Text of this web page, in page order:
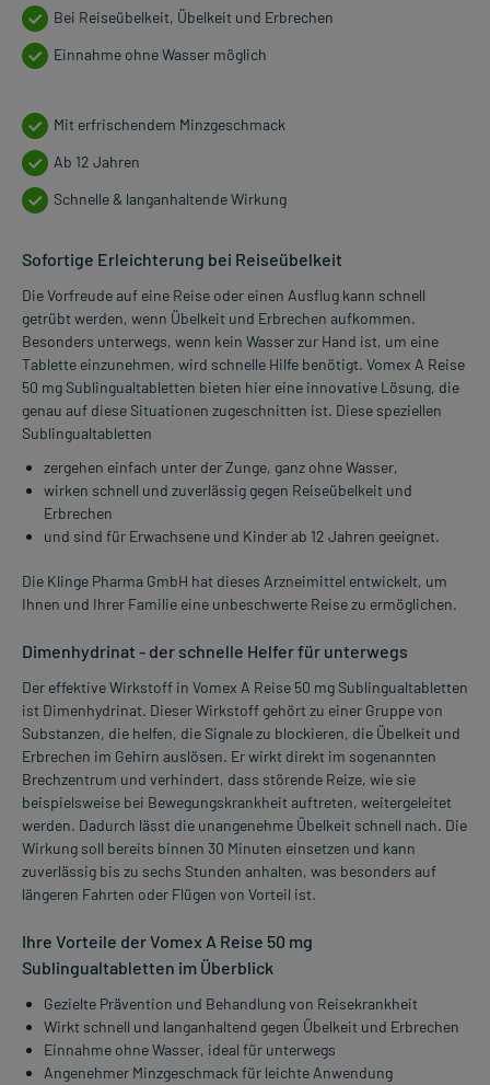
Bei Reiseübelkeit, Übelkeit und Erbrechen
Einnahme ohne Wasser möglich
Mit erfrischendem Minzgeschmack
Ab 12 Jahren
Schnelle & langanhaltende Wirkung
Sofortige Erleichterung bei Reiseübelkeit
Die Vorfreude auf eine Reise oder einen Ausflug kann schnell
getrübt werden, wenn Übelkeit und Erbrechen aufkommen.
Besonders unterwegs, wenn kein Wasser zur Hand ist, um eine
Tablette einzunehmen, wird schnelle Hilfe benötigt. Vomex A Reise
50 mg Sublingualtabletten bieten hier eine innovative Lösung, die
genau auf diese Situationen zugeschnitten ist. Diese speziellen
Sublingualtabletten
zergehen einfach unter der Zunge, ganz ohne Wasser,
wirken schnell und zuverlässig gegen Reiseübelkeit und
Erbrechen
und sind für Erwachsene und Kinder ab 12 Jahren geeignet.
Die Klinge Pharma GmbH hat dieses Arzneimittel entwickelt, um
Ihnen und Ihrer Familie eine unbeschwerte Reise zu ermöglichen.
Dimenhydrinat - der schnelle Helfer für unterwegs
Der effektive Wirkstoff in Vomex A Reise 50 mg Sublingualtabletten
ist Dimenhydrinat. Dieser Wirkstoff gehört zu einer Gruppe von
Substanzen, die helfen, die Signale zu blockieren, die Übelkeit und
Erbrechen im Gehirn auslösen. Er wirkt direkt im sogenannten
Brechzentrum und verhindert, dass störende Reize, wie sie
beispielsweise bei Bewegungskrankheit auftreten, weitergeleitet
werden. Dadurch lässt die unangenehme Übelkeit schnell nach. Die
Wirkung soll bereits binnen 30 Minuten einsetzen und kann
zuverlässig bis zu sechs Stunden anhalten, was besonders auf
längeren Fahrten oder Flügen von Vorteil ist.
Ihre Vorteile der Vomex A Reise 50 mg
Sublingualtabletten im Überblick
Gezielte Prävention und Behandlung von Reisekrankheit
Wirkt schnell und langanhaltend gegen Übelkeit und Erbrechen
Einnahme ohne Wasser, ideal für unterwegs
Angenehmer Minzgeschmack für leichte Anwendung